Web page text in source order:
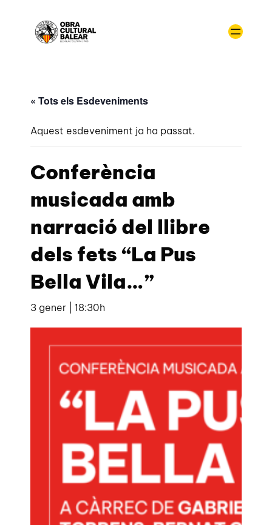
« Tots els Esdeveniments
Aquest esdeveniment ja ha passat.
Conferència
musicada amb
narració del llibre
dels fets “La Pus
Bella Vila…”
3 gener | 18:30h